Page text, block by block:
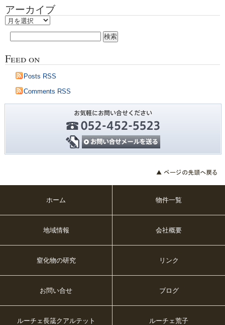
アーカイブ
ア
ブ
Feed on
Posts RSS
Comments RSS
ホーム 物件一覧
地域情報 会社概要
窒化物の研究 リンク
お問い合せ ブログ
ルーチェ長筬クアルテット ルーチェ荒子